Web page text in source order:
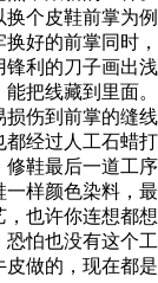
换个皮鞋前掌为
换好的前掌同时
锋利的刀子画出
能把线藏到里面
伤到前掌的缝
经过人工石蜡
修鞋最后一道工
样颜色染料，
也许你连想都
恐怕也没有这个
做的，现在都是